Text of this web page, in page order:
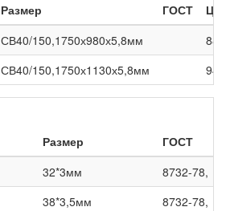
Размер ГОСТ
СВ40/150,1750х980х5,8мм
СВ40/150,1750х1130х5,8мм
Размер ГОСТ
32*3мм 8732-78,
38*3,5мм 8732-78,